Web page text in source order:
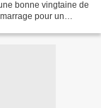
bonne vingtaine de
pour un